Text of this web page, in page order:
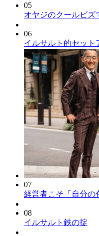
05
オヤジのクールビズ
06
イルサルト的セット
07
経営者こそ「自分の
08
イルサルト鉄の掟